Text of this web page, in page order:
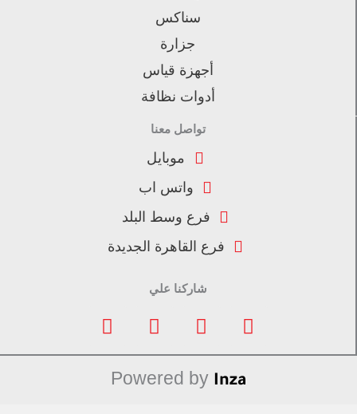
سناكس
جزارة
أجهزة قياس
أدوات نظافة
تواصل معنا
موبايل
واتس اب
فرع وسط البلد
فرع القاهرة الجديدة
شاركنا علي
T
i
k
t
L
i
n
k
e
I
n
s
t
F
a
c
Powered by Inza